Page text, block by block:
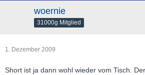
woernie
31000g Mitglied
1. Dezember 2009
Short ist ja dann wohl wieder vom Tisch.